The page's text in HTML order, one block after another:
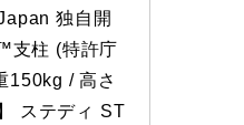
独自開
支柱 (特許庁
150kg / 高さ
ステディ ST